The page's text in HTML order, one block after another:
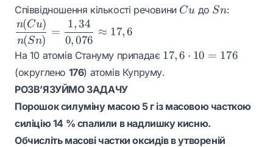
Співвідношення кількості речовини Cu
Cu до Sn
Sn:
\dfrac{n(Cu)}
{n(Sn)} =
\dfrac{1,34}
{0,076}
\approx 17,6
n(Sn)
n(Cu)
=
0,076
1,34
≈ 17,6
На 10 атомів Стануму припадає 17,6
17,6 ⋅ 10 = 176
(округлено 176) атомів Купруму.
РОЗВ’ЯЗУЙМО ЗАДАЧУ
Порошок силуміну масою 5 г із масовою часткою
силіцію 14 % спалили в надлишку кисню.
Обчисліть масові частки оксидів в утвореній